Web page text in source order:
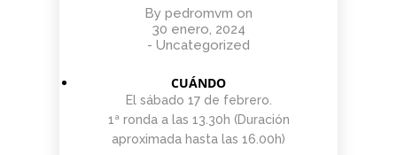
By pedromvm on
30 enero, 2024
- Uncategorized
CUÁNDO
El sábado 17 de febrero.
1ª ronda a las 13.30h (Duración
aproximada hasta las 16.00h)